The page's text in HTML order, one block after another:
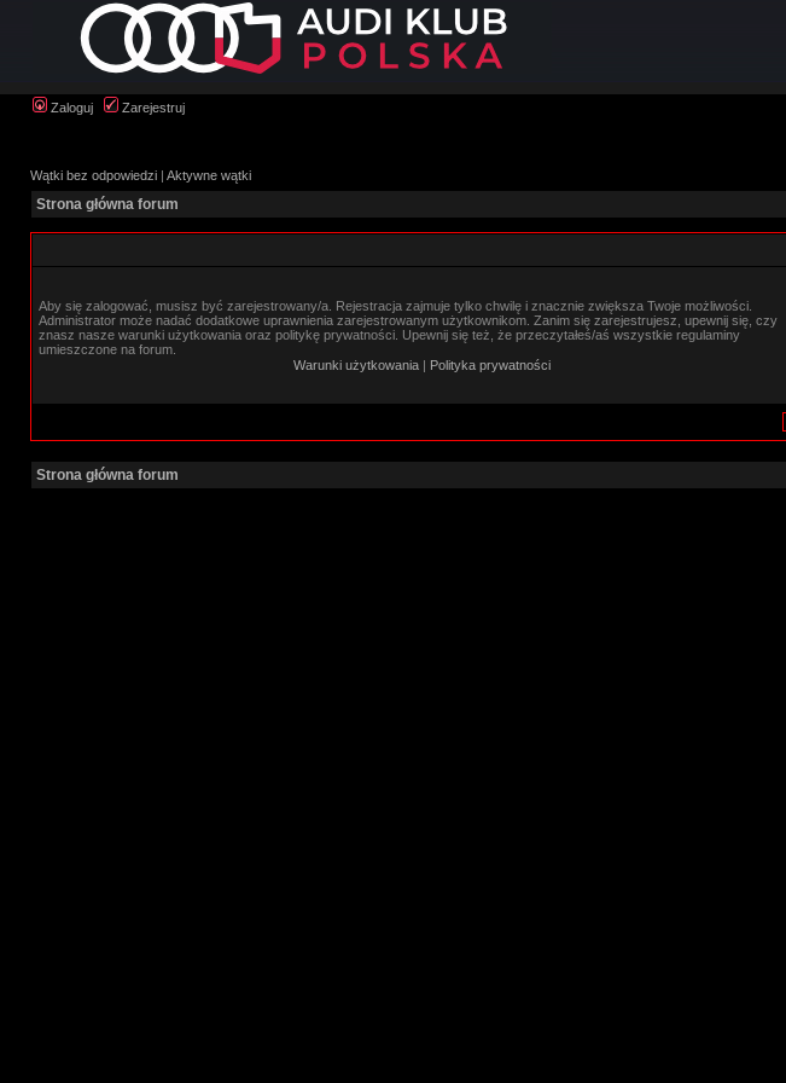
Zaloguj Zarejestruj
Wątki bez odpowiedzi | Aktywne wątki
Strona główna forum
Aby się zalogować, musisz być zarejestrowany/a. Rejestracja zajmuje tylko chwilę i znacznie zwiększa Twoje możliwości.
Administrator może nadać dodatkowe uprawnienia zarejestrowanym użytkownikom. Zanim się zarejestrujesz, upewnij się, czy
znasz nasze warunki użytkowania oraz politykę prywatności. Upewnij się też, że przeczytałeś/aś wszystkie regulaminy
umieszczone na forum.
Warunki użytkowania| Polityka prywatności
Strona główna forum